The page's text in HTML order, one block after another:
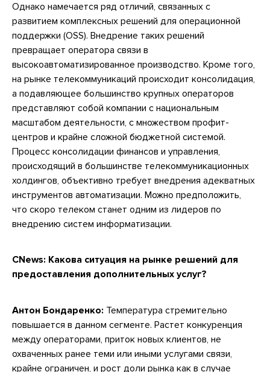
Однако намечается ряд отличий, связанных с
развитием комплексных решений для операционной
поддержки (OSS). Внедрение таких решений
превращает оператора связи в
высокоавтоматизированное производство. Кроме того,
на рынке телекоммуникаций происходит консолидация,
а подавляющее большинство крупных операторов
представляют собой компании с национальным
масштабом деятельности, с множеством профит-
центров и крайне сложной бюджетной системой.
Процесс консолидации финансов и управления,
происходящий в большинстве телекоммуникационных
холдингов, объективно требует внедрения адекватных
инструментов автоматизации. Можно предположить,
что скоро телеком станет одним из лидеров по
внедрению систем информатизации.
CNews: Какова ситуация на рынке решений для
предоставления дополнительных услуг?
Антон Бондаренко: Температура стремительно
повышается в данном сегменте. Растет конкуренция
между операторами, приток новых клиентов, не
охваченных ранее теми или иными услугами связи,
крайне ограничен, и рост доли рынка как в случае